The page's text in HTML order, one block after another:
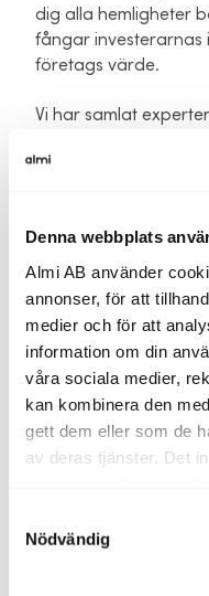
Denna webbplats
Almi AB använder
annonser, för att
medier och för att
information om din
våra sociala medier,
kan kombinera den
gett dem eller som de
av deras tjänster. Det
Om du klickar på
eller delning av
förutom för kakor som
Nödvändig
dig alla hemligheter
fångar investerarnas
företags värde.
Vi har samlat
som kommer att
de letar efter när de
Missa inte denna
tips och råd direkt
Program
Inledning
Praktiska tips för
vilka delar den skall